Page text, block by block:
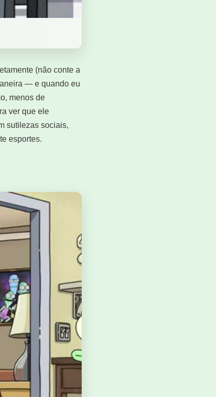
(não conte a
— e quando eu
menos de
ver que ele
sutilezas sociais,
esportes.